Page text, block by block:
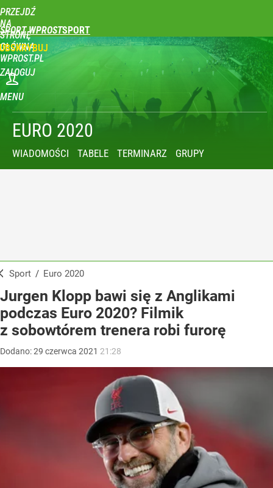
PRZEJDŹ
NA
STRONĘ
GŁÓWNĄ
WPROST.PL
SPORT WPROST
ZALOGUJ
MENU
EURO 2020
WIADOMOŚCI TABELE TERMINARZ GRUPY
Sport / Euro 2020
Jurgen Klopp bawi się z Anglikami
podczas Euro 2020? Filmik
z sobowtórem trenera robi furorę
Dodano:29 czerwca 2021 21:28